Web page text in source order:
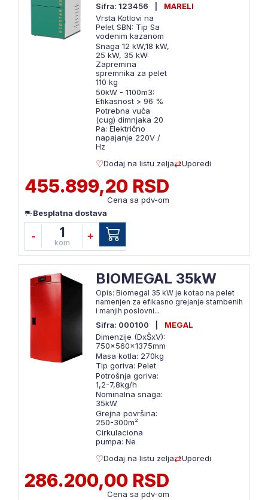
Sifra: 123456
MARELI
Vrsta Kotlovi na
Pelet SBN: Tip Sa
vodenim kazanom
Snaga 12 kW,18 kW,
25 kW, 35 kW:
Zapremina
spremnika za pelet
110 kg
50kW - 1100m3:
Efikasnost > 96 %
Potrebna vuča
(cug) dimnjaka 20
Pa: Električno
napajanje 220V /
Hz
Dodaj na listu zelja
Uporedi
455.899,20 RSD
Cena sa pdv-om
Besplatna dostava
- 1
kom
+
BIOMEGAL 35kW
Opis: Biomegal 35 kW je kotao na pelet
namenjen za efikasno grejanje stambenih
i manjih poslovni...
Sifra: 000100
MEGAL
Dimenzije (DxŠxV):
750x560x1375mm
Masa kotla: 270kg
Tip goriva: Pelet
Potrošnja goriva:
1,2-7,8kg/h
Nominalna snaga:
35kW
Grejna površina:
250-300m²
Cirkulaciona
pumpa: Ne
Dodaj na listu zelja
Uporedi
286.200,00 RSD
Cena sa pdv-om